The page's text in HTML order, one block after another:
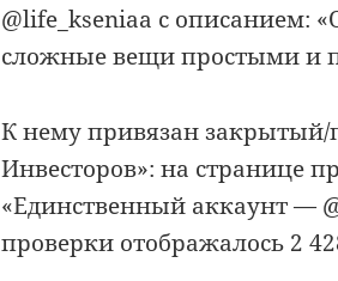
@life_kseniaa с описанием:
сложные вещи простыми и
К нему привязан закрытый/
Инвесторов»: на странице
«Единственный аккаунт —
проверки отображалось 2